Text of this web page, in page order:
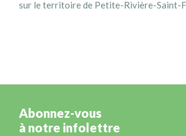
sur le territoire de Petite-Rivière-Saint-
Abonnez-vous
à notre infolettre